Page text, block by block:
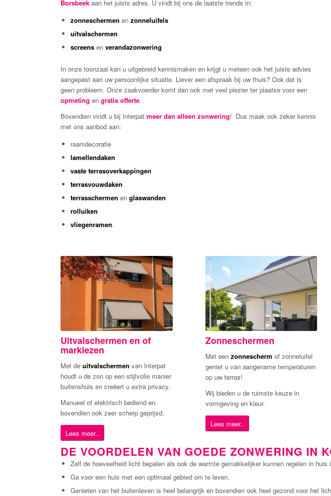
Borsbeek aan het juiste adres. U vindt bij ons de laatste trends in:
zonneschermen en zonneluifels
uitvalschermen
screens en verandazonwering
In onze toonzaal kan u uitgebreid kennismaken en krijgt u meteen ook het juiste advies
aangepast aan uw persoonlijke situatie. Liever een afspraak bij uw thuis? Ook dat is
geen probleem. Onze zaakvoerder komt dan ook met veel plezier ter plaatse voor een
opmeting en gratis offerte.
Bovendien vindt u bij Interpat meer dan alleen zonwering! Dus maak ook zeker kennis
met ons aanbod aan:
raamdecoratie
lamellendaken
vaste terrasoverkappingen
terrasvouwdaken
terrasschermen en glaswanden
rolluiken
vliegenramen.
Uitvalschermen en of
markiezen
Met de uitvalschermen van Interpat
houdt u de zon op een stijlvolle manier
buitenshuis en creëert u extra privacy.
Manueel of elektrisch bediend en
bovendien ook zeer scherp geprijsd.
Lees meer..
Zonneschermen
Met een zonnescherm of zonneluifel
geniet u van aangename temperaturen
op uw terras!
Wij bieden u de ruimste keuze in
vormgeving en kleur.
Lees meer..
DE VOORDELEN VAN GOEDE ZONWERING IN
Zelf de hoeveelheid licht bepalen als ook de warmte gemakkelijker kunnen regelen in huis
Ga voor een huis met een optimaal gebied om te leven.
Genieten van het buitenleven is heel belangrijk en bovendien ook heel gezond voor het